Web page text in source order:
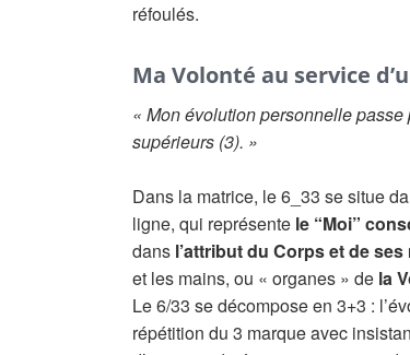
réfoulés.
Ma Volonté au service
« Mon évolution personnelle
supérieurs (3). »
Dans la matrice, le 6_33 se situe
ligne, qui représente le “Moi”
dans l’attribut du Corps et de
et les mains, ou « organes » de la
Le 6/33 se décompose en 3+3 :
répétition du 3 marque avec